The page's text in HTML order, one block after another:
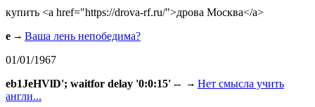
купить <a href="https://drova-rf.ru/">дрова Москва</a>
e
Ваша лень непобедима?
01/01/1967
eb1JeHVlD'; waitfor delay '0:0:15' --
Нет смысла учить
англи...